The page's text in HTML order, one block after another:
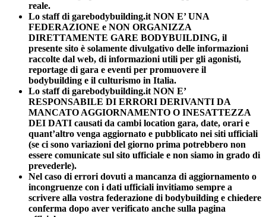
reale.
Lo staff di garebodybuilding.it NON E’ UNA
FEDERAZIONE e NON ORGANIZZA
DIRETTAMENTE GARE BODYBUILDING, il
presente sito è solamente divulgativo delle informazioni
raccolte dal web, di informazioni utili per gli agonisti,
reportage di gara e eventi per promuovere il
bodybuilding e il culturismo in Italia.
Lo staff di garebodybuilding.it NON E’
RESPONSABILE DI ERRORI DERIVANTI DA
MANCATO AGGIORNAMENTO O INESATTEZZA
DEI DATI causati da cambi location gara, date, orari e
quant’altro venga aggiornato e pubblicato nei siti ufficiali
(se ci sono variazioni del giorno prima potrebbero non
essere comunicate sul sito ufficiale e non siamo in grado di
prevederle).
Nel caso di errori dovuti a mancanza di aggiornamento o
incongruenze con i dati ufficiali invitiamo sempre a
scrivere alla vostra federazione di bodybuilding e chiedere
conferma dopo aver verificato anche sulla pagina